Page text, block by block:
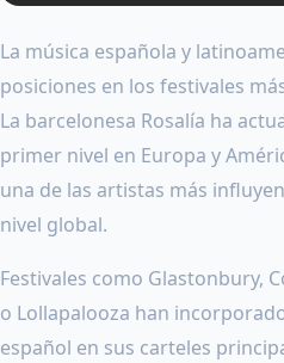
La música española y
posiciones en los festivales
La barcelonesa Rosalía ha
primer nivel en Europa y
una de las artistas más
nivel global.
Festivales como Glastonbury,
o Lollapalooza han
español en sus carteles